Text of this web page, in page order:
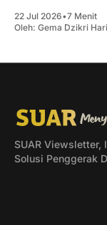
22 Jul 2026•7 Menit
Oleh: Gema Dzikri
SUAR Viewsletter,
Solusi Penggerak